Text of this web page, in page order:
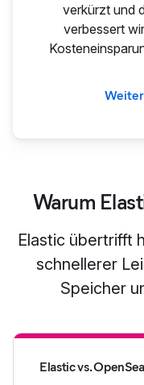
verkürzt und
verbessert
Warum
Elastic übertrifft
schnellerer
Speicher
Elastic vs.